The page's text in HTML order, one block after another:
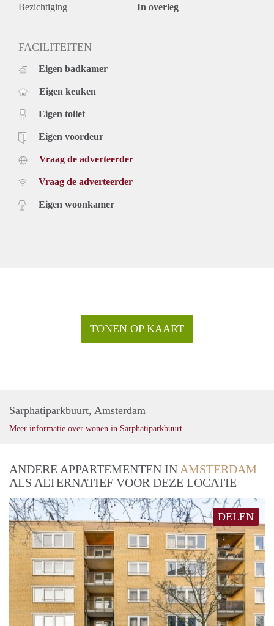
Bezichtiging In overleg
FACILITEITEN
Eigen badkamer
Eigen keuken
Eigen toilet
Eigen voordeur
Vraag de adverteerder
Vraag de adverteerder
Eigen woonkamer
TONEN OP KAART
Sarphatiparkbuurt, Amsterdam
Meer informatie over wonen in Sarphatiparkbuurt
ANDERE APPARTEMENTEN IN AMSTERDAM
ALS ALTERNATIEF VOOR DEZE LOCATIE
DELEN